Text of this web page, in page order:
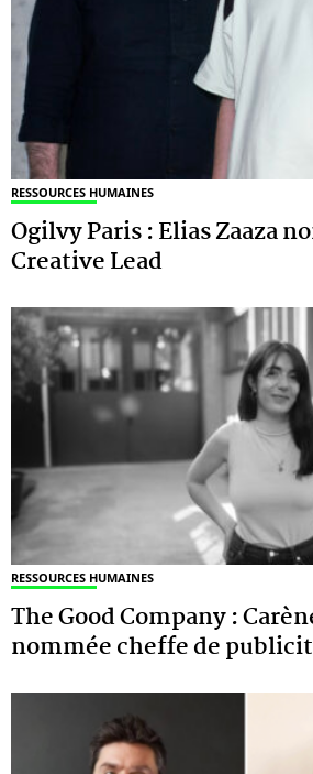
RESSOURCES HUMAINES
Ogilvy Paris : Elias Zaaza
Creative Lead
RESSOURCES HUMAINES
The Good Company :
nommée cheffe de